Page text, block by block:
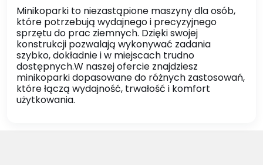
Minikoparki to niezastąpione maszyny dla osób,
które potrzebują wydajnego i precyzyjnego
sprzętu do prac ziemnych. Dzięki swojej
konstrukcji pozwalają wykonywać zadania
szybko, dokładnie i w miejscach trudno
dostępnych.W naszej ofercie znajdziesz
minikoparki dopasowane do różnych zastosowań,
które łączą wydajność, trwałość i komfort
użytkowania.